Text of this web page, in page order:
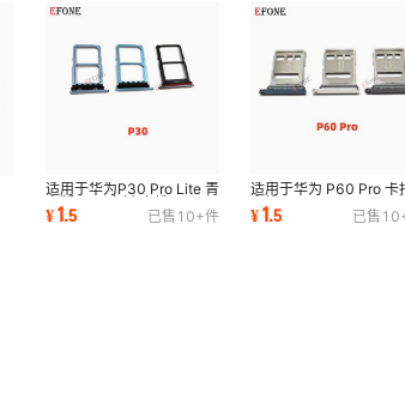
适用于华为P30 Pro Lite 青
春版 SIM 卡托 卡槽
¥1.5 已售 10+件
适用于华为 P60 Pro 卡
卡槽
¥1.5 已售